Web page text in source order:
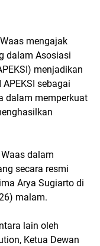
mengajak
dalam Asosiasi
menjadikan
sebagai
dalam memperkuat
dalam
secara resmi
Arya Sugiarto di
malam.
lain oleh
Ketua Dewan